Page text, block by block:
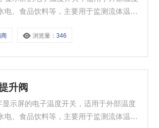
、食品饮料等，主要用于监测流体温
商 浏览量：346
升阀
示屏的电子温度开关，适用于外部温度
、食品饮料等，主要用于监测流体温